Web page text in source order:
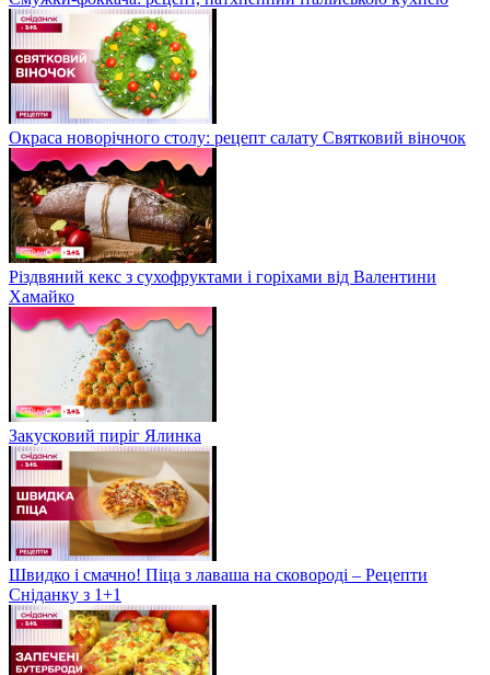
Окраса новорічного столу: рецепт салату Святковий віночок
Різдвяний кекс з сухофруктами і горіхами від Валентини
Хамайко
Закусковий пиріг Ялинка
Швидко і смачно! Піца з лаваша на сковороді – Рецепти
Сніданку з 1+1